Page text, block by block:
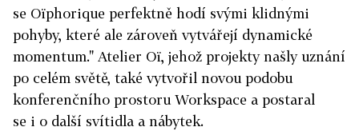
se Oïphorique perfektně hodí svými klidnými
pohyby, které ale zároveň vytvářejí dynamické
momentum." Atelier Oï, jehož projekty našly uznání
po celém světě, také vytvořil novou podobu
konferenčního prostoru Workspace a postaral
se i o další svítidla a nábytek.